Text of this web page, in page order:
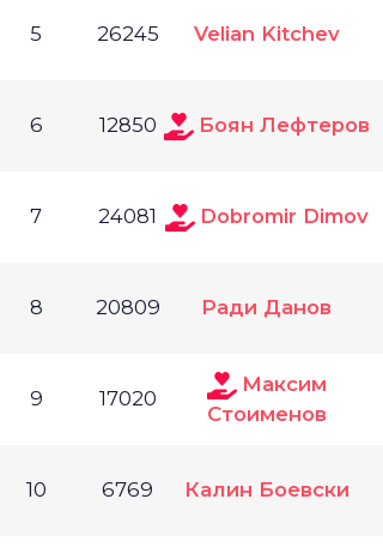
5 26245 Velian Kitchev
6 12850 Боян Лефтеров
7 24081 Dobromir Dimov
8 20809 Ради Данов
9 17020
Максим
Стоименов
10 6769 Калин Боевски